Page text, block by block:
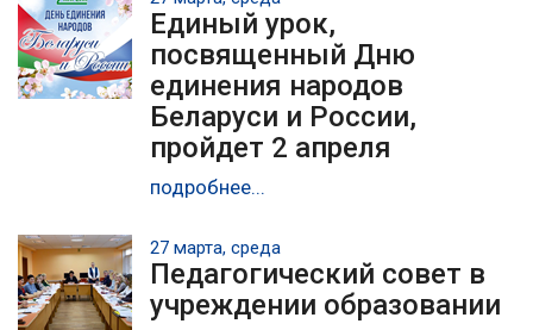
Единый урок,
посвященный Дню
единения народов
Беларуси и России,
пройдет 2 апреля
подробнее...
27 марта, среда
Педагогический совет в
учреждении образовании